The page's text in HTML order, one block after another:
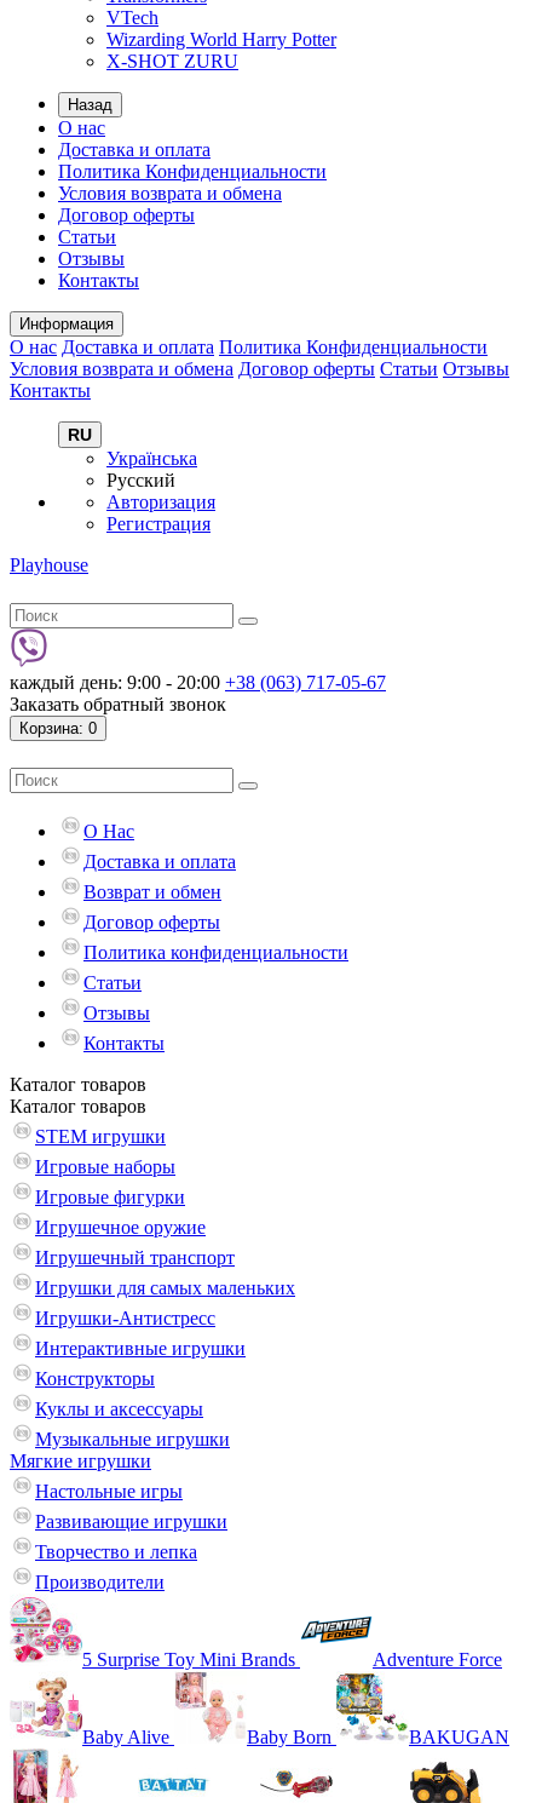
VTech
Wizarding World Harry Potter
X-SHOT ZURU
Назад
О нас
Доставка и оплата
Политика Конфиденциальности
Условия возврата и обмена
Договор оферты
Статьи
Отзывы
Контакты
Информация
О нас Доставка и оплата Политика Конфиденциальности
Условия возврата и обмена Договор оферты Статьи Отзывы
Контакты
RU
Українська
Русский
Авторизация
Регистрация
Playhouse
каждый день: 9:00 - 20:00 +38 (063) 717-05-67
Заказать обратный звонок
Корзина: 0
О Нас
Доставка и оплата
Возврат и обмен
Договор оферты
Политика конфиденциальности
Статьи
Отзывы
Контакты
Каталог товаров
Каталог товаров
STEM игрушки
Игровые наборы
Игровые фигурки
Игрушечное оружие
Игрушечный транспорт
Игрушки для самых маленьких
Игрушки-Антистресс
Интерактивные игрушки
Конструкторы
Куклы и аксессуары
Музыкальные игрушки
Мягкие игрушки
Настольные игры
Развивающие игрушки
Творчество и лепка
Производители
5 Surprise Toy Mini Brands Adventure Force
Baby Alive Baby Born BAKUGAN